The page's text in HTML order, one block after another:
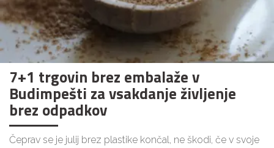
7+1 trgovin brez embalaže v
Budimpešti za vsakdanje življenje
brez odpadkov
Čeprav se je julij brez plastike končal, ne škodi, če v svoje